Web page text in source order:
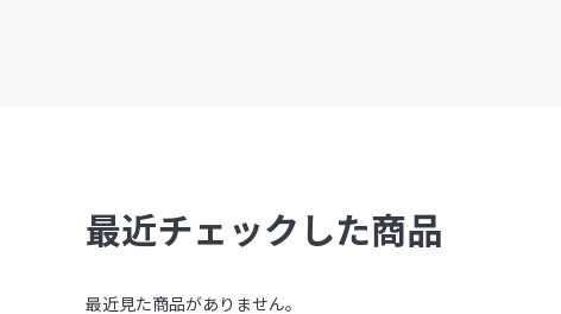
最近チェックした商品
最近見た商品がありません。